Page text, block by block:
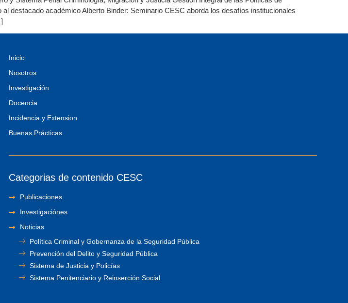
destacado académico Alberto Binder: Seminario CESC aborda los desafíos institucionales
Inicio
Nosotros
Investigación
Docencia
Incidencia y Extension
Buenas Prácticas
Categorias de contenido CESC
Publicaciones
Investigaciónes
Noticias
Política Criminal y Gobernanza de la Seguridad Pública
Prevención del Delito y Seguridad Pública
Sistema de Justicia y Policías
Sistema Penitenciario y Reinserción Social